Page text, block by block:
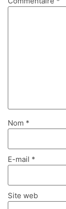
Nom *
E-mail *
Site web